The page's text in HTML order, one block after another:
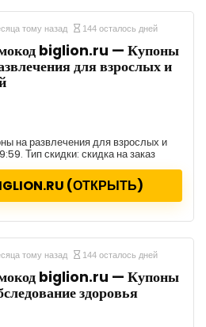
тому назад 144 осталось дней
biglion.ru — Купоны
для взрослых и
на развлечения для взрослых и
Тип скидки: скидка на заказ
(ОТКРЫТЬ)
тому назад 144 осталось дней
biglion.ru — Купоны
здоровья